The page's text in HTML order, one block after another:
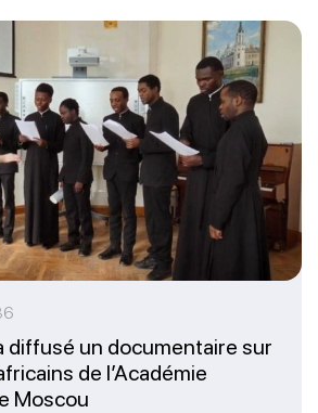
diffusé un documentaire sur
de l’Académie
Moscou